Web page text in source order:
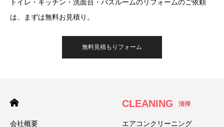
トイレ・キッチン・洗面台・バスルームのリフォームのご依頼
は、まずは無料お見積り。
無料見積もりフォーム
会社概要
CLEANING 清掃
エアコンクリーニング